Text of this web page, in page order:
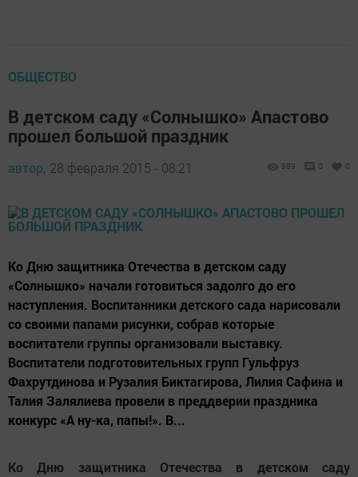
ОБЩЕСТВО
В детском саду «Солнышко» Апастово
прошел большой праздник
автор, 28 февраля 2015 - 08:21 989 0 0
Ко Дню защитника Отечества в детском саду
«Солнышко» начали готовиться задолго до его
наступления. Воспитанники детского сада нарисовали
со своими папами рисунки, собрав которые
воспитатели группы организовали выставку.
Воспитатели подготовительных групп Гульфруз
Фахрутдинова и Рузалия Биктагирова, Лилия Сафина и
Талия Залялиева провели в преддверии праздника
конкурс «А ну-ка, папы!». В...
Ко Дню защитника Отечества в детском саду